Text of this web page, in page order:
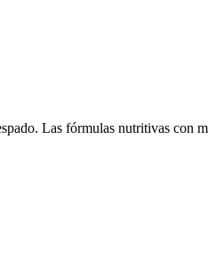
Las fórmulas nutritivas con